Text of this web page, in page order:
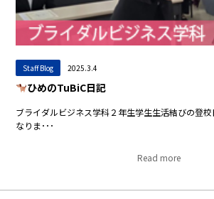
Staff Blog 2025.3.4
ひめのTuBiC日記
ブライダルビジネス学科２年生学生生活結びの登
なりま･･･
Read more